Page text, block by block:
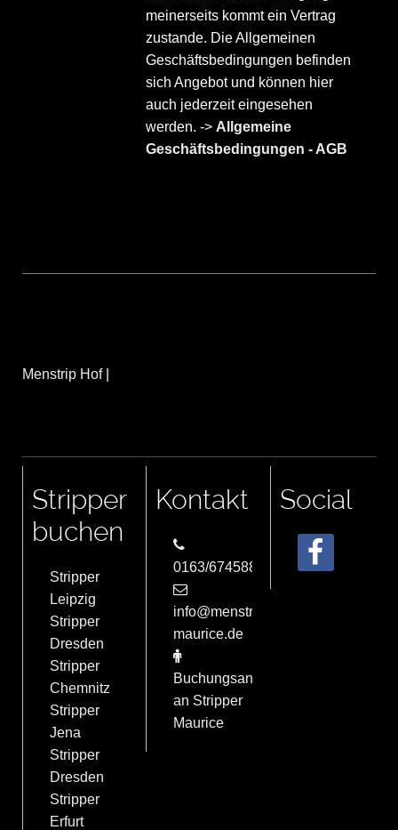
meinerseits kommt ein Vertrag
zustande. Die Allgemeinen
Geschäftsbedingungen befinden
sich Angebot und können hier
auch jederzeit eingesehen
werden. ->Allgemeine
Geschäftsbedingungen - AGB
Menstrip Hof|
Stripper
buchen
Stripper
Leipzig
Stripper
Dresden
Stripper
Chemnitz
Stripper
Jena
Stripper
Dresden
Stripper
Erfurt
Kontakt
0163/6745884
info@menstrip-
maurice.de
Buchungsanfrage
an Stripper
Maurice
Social